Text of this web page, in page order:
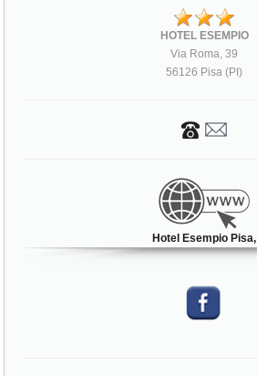
HOTEL ESEMPIO
Via Roma, 39
56126 Pisa (PI)
Hotel Esempio Pisa,